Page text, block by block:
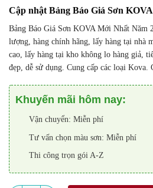
Cập nhật Bảng Báo Giá Sơn
Bảng Báo Giá Sơn KOVA Mới Nhất Năm
lượng, hàng chính hãng, lấy hàng tại nhà
cao, lấy hàng tại kho không lo hàng giả,
đẹp, dễ sử dụng. Cung cấp các loại Kova
Khuyến mãi hôm nay:
Vận chuyển: Miễn phí
Tư vấn chọn màu sơn: Miễn phí
Thi công trọn gói A-Z